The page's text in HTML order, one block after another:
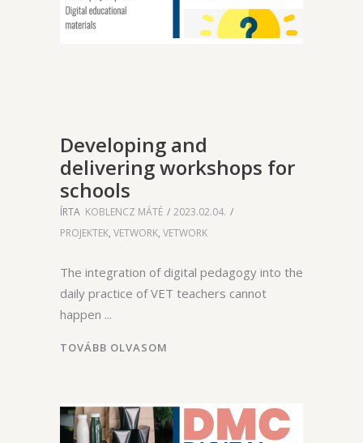
Developing and
delivering workshops for
schools
ÍRTA KOBLENCZ MÁTÉ
2023.02.04.
PROJEKTEK, VETWORK, VETWORK
The integration of digital pedagogy into the
daily practice of VET teachers cannot
happen
TOVÁBB OLVASOM